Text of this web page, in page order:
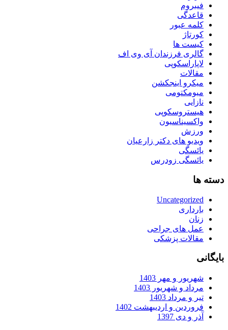
فیبروم
قاعدگی
کلمه عبور
کورتاژ
کیست ها
گالری فرزندان آی وی اف
لاپاراسکوپی
مقالات
میکرو اینجکشن
میومکتومی
نازایی
هیستروسکوپی
واکسیناسیون
ورزش
ویدیو های دکتر زارعیان
یائسگی
یائسگی زودرس
دسته ها
Uncategorized
بارداری
زنان
عمل های جراحی
مقالات پزشکی
بایگانی
شهریور و مهر 1403
مرداد و شهریور 1403
تیر و مرداد 1403
فروردین و اردیبهشت 1402
آذر و دی 1397